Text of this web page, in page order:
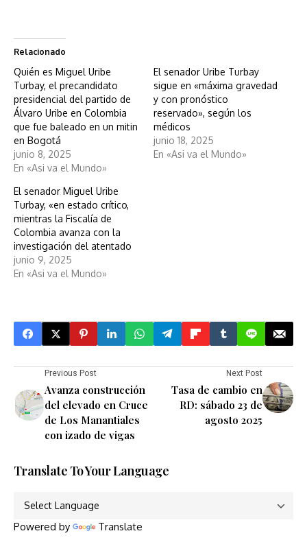
Relacionado
Quién es Miguel Uribe
Turbay, el precandidato
presidencial del partido de
Álvaro Uribe en Colombia
que fue baleado en un mitin
en Bogotá
junio 8, 2025
En «Asi va el Mundo»
El senador Uribe Turbay
sigue en «máxima gravedad
y con pronóstico
reservado», según los
médicos
junio 18, 2025
En «Asi va el Mundo»
El senador Miguel Uribe
Turbay, «en estado crítico,
mientras la Fiscalía de
Colombia avanza con la
investigación del atentado
junio 9, 2025
En «Asi va el Mundo»
Previous Post
Avanza construcción
del elevado en Cruce
de Los Manantiales
con izado de vigas
Next Post
Tasa de cambio en
RD: sábado 23 de
agosto 2025
Translate To Your Language
Powered by Translate